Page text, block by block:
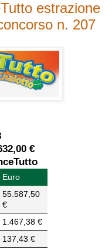
estrazione
n. 207
€
Euro
55.587,50
€
1.467,38 €
137,43 €